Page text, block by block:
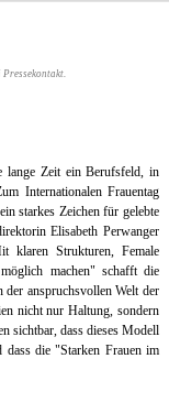
lange Zeit ein Berufsfeld, in
Internationalen Frauentag
starkes Zeichen für gelebte
Elisabeth Perwanger
klaren Strukturen, Female
machen" schafft die
der anspruchsvollen Welt der
nicht nur Haltung, sondern
sichtbar, dass dieses Modell
die "Starken Frauen im